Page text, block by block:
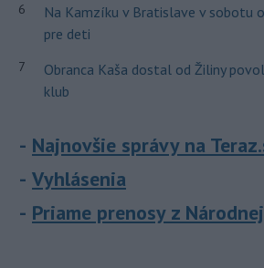
6
Na Kamzíku v Bratislave v sobotu
pre deti
7
Obranca Kaša dostal od Žiliny
klub
Najnovšie správy na
Vyhlásenia
Priame prenosy z